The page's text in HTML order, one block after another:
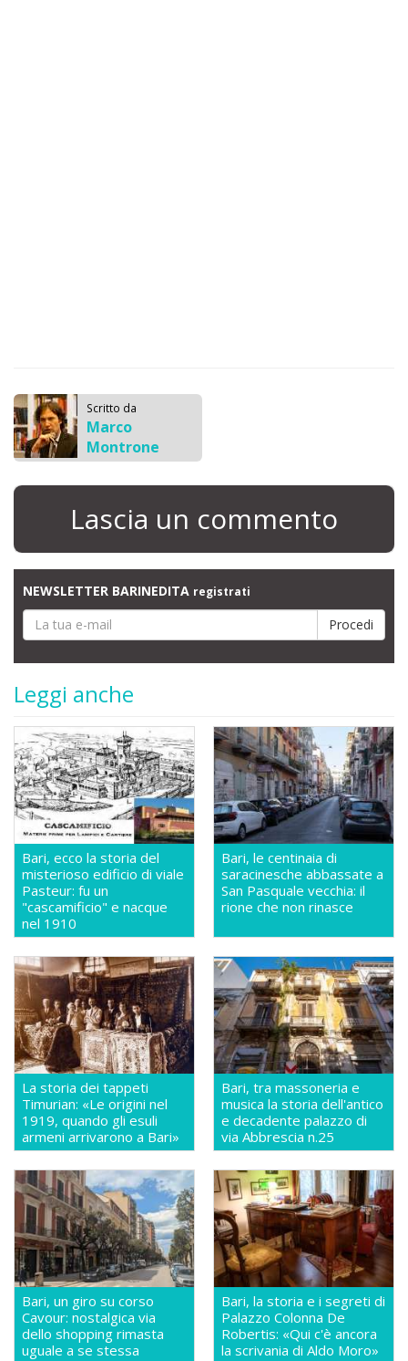
Scritto da
Marco
Montrone
Lascia un commento
NEWSLETTER BARINEDITA registrati
Leggi anche
Bari, ecco la storia del
misterioso edificio di viale
Pasteur: fu un
"cascamificio" e nacque
nel 1910
Bari, le centinaia di
saracinesche abbassate a
San Pasquale vecchia: il
rione che non rinasce
La storia dei tappeti
Timurian: «Le origini nel
1919, quando gli esuli
armeni arrivarono a Bari»
Bari, tra massoneria e
musica la storia dell'antico
e decadente palazzo di
via Abbrescia n.25
Bari, un giro su corso
Cavour: nostalgica via
dello shopping rimasta
uguale a se stessa
Bari, la storia e i segreti di
Palazzo Colonna De
Robertis: «Qui c'è ancora
la scrivania di Aldo Moro»